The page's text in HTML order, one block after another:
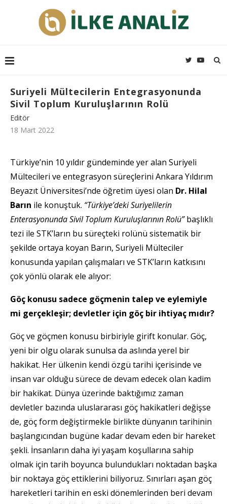
Suriyeli Mültecilerin Entegrasyonunda
Sivil Toplum Kuruluşlarının Rolü
Editör
18 Mart 2022
Türkiye’nin 10 yıldır gündeminde yer alan Suriyeli
Mültecileri ve entegrasyon süreçlerini Ankara Yıldırım
Beyazıt Üniversitesi’nde öğretim üyesi olan Dr. Hilal
Barın ile konuştuk. “Türkiye’deki Suriyelilerin
Enterasyonunda Sivil Toplum Kuruluşlarının Rolü”başlıklı
tezi ile STK’ların bu süreçteki rolünü sistematik bir
şekilde ortaya koyan Barın, Suriyeli Mülteciler
konusunda yapılan çalışmaları ve STK’ların katkısını
çok yönlü olarak ele alıyor:
Göç konusu sadece göçmenin talep ve eylemiyle
mi gerçekleşir; devletler için göç bir ihtiyaç mıdır?
Göç ve göçmen konusu birbiriyle girift konular. Göç,
yeni bir olgu olarak sunulsa da aslında yerel bir
hakikat. Her ülkenin kendi özgü tarihi içerisinde ve
insan var olduğu sürece de devam edecek olan kadim
bir hakikat. Dünya üzerinde baktığımız zaman
devletler bazında uluslararası göç hakikatleri değişse
de, göç form değiştirmekle birlikte dünyanın tarihinin
başlangıcından bugüne kadar devam eden bir hareket
şekli. İnsanların daha iyi yaşam koşullarına sahip
olmak için tarih boyunca bulundukları noktadan başka
bir noktaya göç ettiklerini biliyoruz. Sınırları aşan göç
hareketleri tarihin en eski dönemlerinden beri devam